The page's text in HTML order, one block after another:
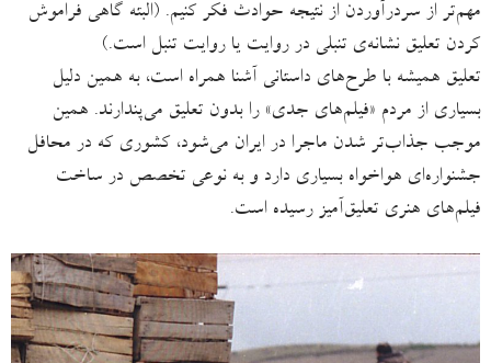
مهم‌تر از سردرآوردن از نتیجه حوادث فکر کنیم. (البته گاهی فراموش
کردن تعلیق نشانه‌ی تنبلی در روایت یا روایت تنبل است.)
تعلیق همیشه با طرح‌های داستانی آشنا همراه است، به همین دلیل
بسیاری از مردم «فیلم‌های جدی» را بدون تعلیق می‌پندارند. همین
موجب جذاب‌تر شدن ماجرا در ایران می‌شود، کشوری که در محافل
جشنواره‌ای هواخواه بسیاری دارد و به‌ نوعی تخصص در ساخت
فیلم‌های هنری تعلیق‌آمیز رسیده است.